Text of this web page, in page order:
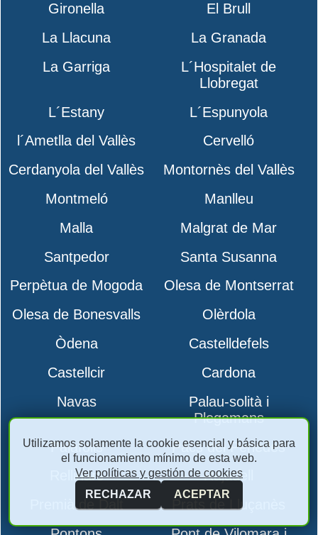
Gironella
El Brull
La Llacuna
La Granada
La Garriga
L´Hospitalet de
Llobregat
L´Estany
L´Espunyola
l´Ametlla del Vallès
Cervelló
Cerdanyola del Vallès
Montornès del Vallès
Montmeló
Manlleu
Malla
Malgrat de Mar
Santpedor
Santa Susanna
Perpètua de Mogoda
Olesa de Montserrat
Olesa de Bonesvalls
Olèrdola
Òdena
Castelldefels
Castellcir
Cardona
Navas
Palau-solità i
Plegamans
Palafolls
Pacs del Penedès
Rellinars
Rajadell
Premià de Dalt
Prats de Lluçanès
Utilizamos solamente la cookie esencial y básica para
el funcionamiento mínimo de esta web.
Ver políticas y gestión de cookies
RECHAZAR
ACEPTAR